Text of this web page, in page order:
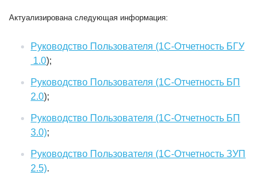
Актуализирована следующая информация:
Руководство Пользователя (1С-Отчетность БГУ
1.0);
Руководство Пользователя (1С-Отчетность БП
2.0);
Руководство Пользователя (1С-Отчетность БП
3.0);
Руководство Пользователя (1С-Отчетность ЗУП
2.5).